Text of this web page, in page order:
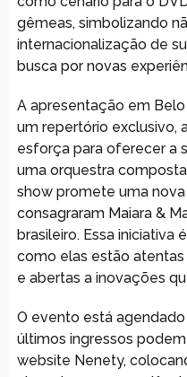
gêmeas, simbolizando
internacionalização de
busca por novas
A apresentação em
um repertório exclusivo,
esforça para oferecer a
uma orquestra
show promete uma
consagraram Maiara &
brasileiro. Essa iniciativa
como elas estão
e abertas a inovações
O evento está
últimos ingressos
website Nenety,